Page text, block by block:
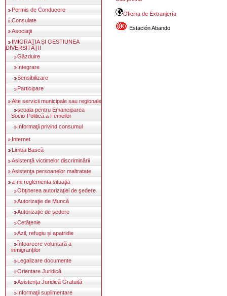
Permis de Conducere
Consulate
Asociaţii
IMIGRAȚIA ȘI GESTIUNEA
DIVERSITĂȚII
Găzduire
Integrare
Sensibilizare
Participare
Alte servicii municipale sau regionale
şcoala pentru Emanciparea
Socio-Politică a Femeilor
Informaţii privind consumul
Internet
Limba Bască
Asistență victimelor discriminării
Asistenţa persoanelor maltratate
a-mi reglementa situaţia
Obţinerea autorizaţiei de şedere
Autorizaţie de Muncă
Autorizaţie de şedere
Cetăţenie
Azil, refugiu și apatridie
Întoarcere voluntară a
inmigranților
Legalizare documente
Orientare Juridică
Asistența Juridică Gratuită
Informaţii suplimentare
Oficina de Extranjería
Estación Abando